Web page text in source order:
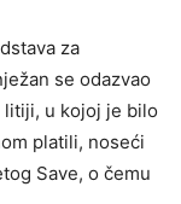
za
se odazvao
litiji, u kojoj je bilo
platili, noseći
Save, o čemu